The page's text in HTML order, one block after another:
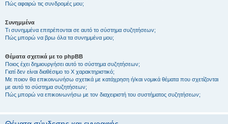
Πώς αφαιρώ τις συνδρομές μου;
Συνημμένα
Τι συνημμένα επιτρέπονται σε αυτό το σύστημα συζητήσεων;
Πώς μπορώ να βρω όλα τα συνημμένα μου;
Θέματα σχετικά με το phpBB
Ποιος έχει δημιουργήσει αυτό το σύστημα συζητήσεων;
Γιατί δεν είναι διαθέσιμο το Χ χαρακτηριστικό;
Με ποιον θα επικοινωνήσω σχετικά με κατάχρηση ή/και νομικά θέματα που σχετίζονται
με αυτό το σύστημα συζητήσεων;
Πώς μπορώ να επικοινωνήσω με τον διαχειριστή του συστήματος συζητήσεων;